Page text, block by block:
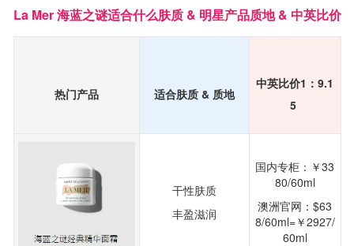
La Mer 海蓝之谜适合什么肤质 & 明星产品质地 & 中英比价
热门产品 适合肤质 & 质地
中英比价1：9.1
5
干性肤质
丰盈滋润
国内专柜：￥33
80/60ml
澳洲官网：$63
8/60ml=￥2927/
60ml